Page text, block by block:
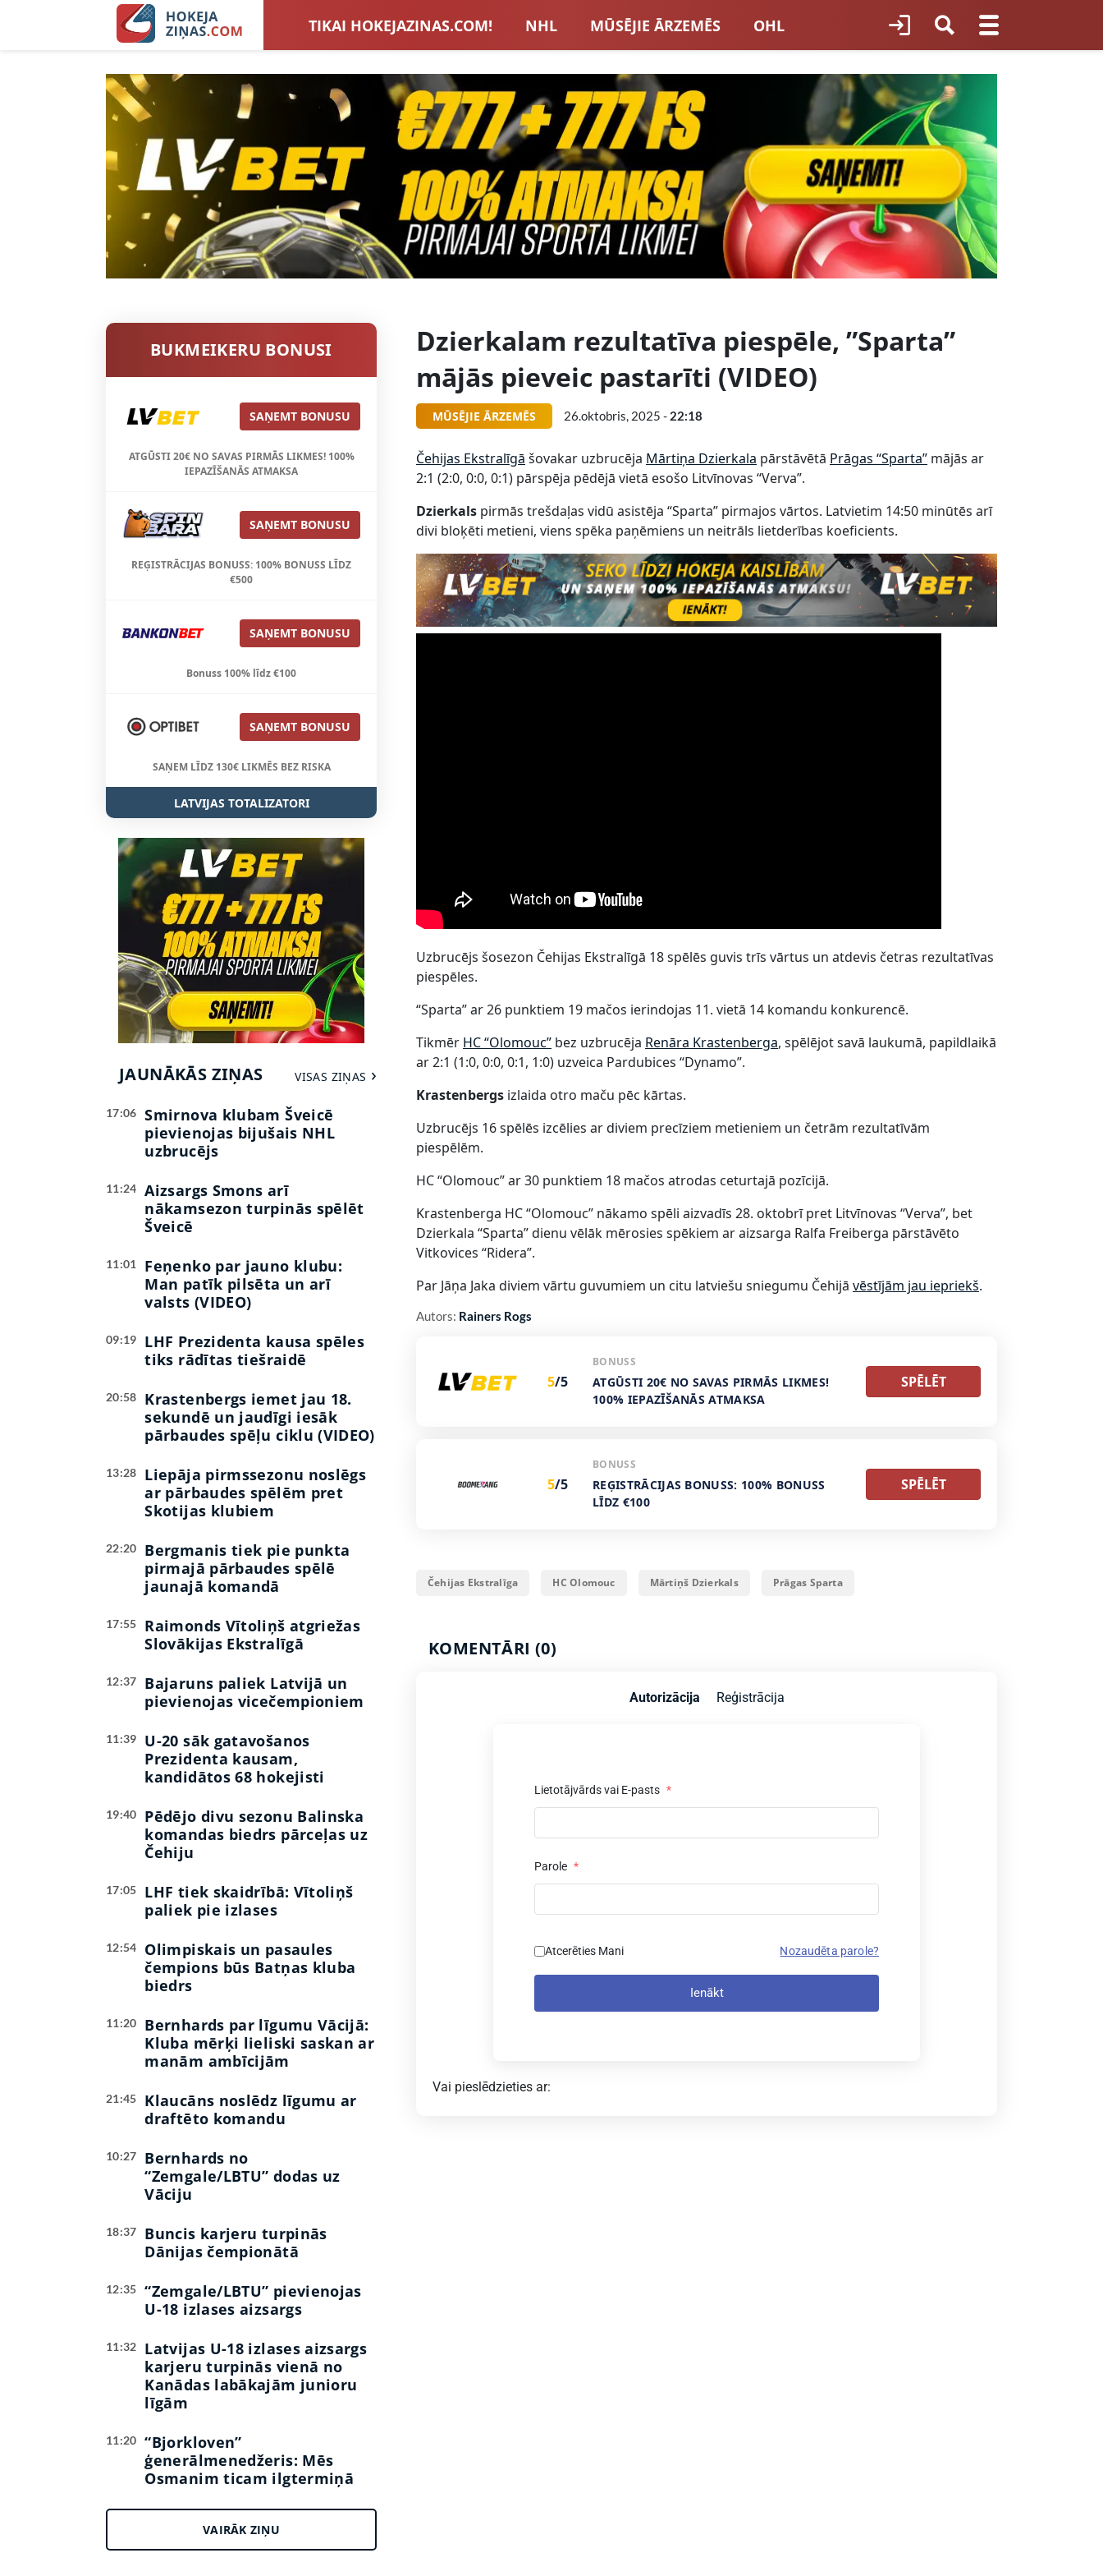
TIKAI HOKEJAZINAS.COM! NHL MŪSĒJIE ĀRZEMĒS OHL
LATVIJAS IZLASE EIROPA LVBET BONUSI JAUNATNES HOKEJS
SIEVIEŠU HOKEJS BLOGI INTERVIJAS TOTALIZATORI LATVIJĀ
TOTALIZATORU BONUSI VISAS ZIŅAS
BUKMEIKERU BONUSI
SAŅEMT BONUSU
ATGŪSTI 20€ NO SAVAS PIRMĀS LIKMES! 100%
IEPAZĪŠANĀS ATMAKSA
SAŅEMT BONUSU
REĢISTRĀCIJAS BONUSS: 100% BONUSS LĪDZ
€500
SAŅEMT BONUSU
Bonuss 100% līdz €100
SAŅEMT BONUSU
SAŅEM LĪDZ 130€ LIKMĒS BEZ RISKA
LATVIJAS TOTALIZATORI
JAUNĀKĀS ZIŅAS VISAS ZIŅAS
17:06
Smirnova klubam Šveicē
pievienojas bijušais NHL
uzbrucējs
11:24
Aizsargs Smons arī
nākamsezon turpinās spēlēt
Šveicē
11:01
Feņenko par jauno klubu:
Man patīk pilsēta un arī
valsts (VIDEO)
09:19
LHF Prezidenta kausa spēles
tiks rādītas tiešraidē
20:58
Krastenbergs iemet jau 18.
sekundē un jaudīgi iesāk
pārbaudes spēļu ciklu (VIDEO)
13:28
Liepāja pirmssezonu noslēgs
ar pārbaudes spēlēm pret
Skotijas klubiem
22:20
Bergmanis tiek pie punkta
pirmajā pārbaudes spēlē
jaunajā komandā
17:55
Raimonds Vītoliņš atgriežas
Slovākijas Ekstralīgā
12:37
Bajaruns paliek Latvijā un
pievienojas vicečempioniem
11:39
U-20 sāk gatavošanos
Prezidenta kausam,
kandidātos 68 hokejisti
19:40
Pēdējo divu sezonu Balinska
komandas biedrs pārceļas uz
Čehiju
17:05
LHF tiek skaidrībā: Vītoliņš
paliek pie izlases
12:54
Olimpiskais un pasaules
čempions būs Batņas kluba
biedrs
11:20
Bernhards par līgumu Vācijā:
Kluba mērķi lieliski saskan ar
manām ambīcijām
21:45
Klaucāns noslēdz līgumu ar
draftēto komandu
10:27
Bernhards no
“Zemgale/LBTU” dodas uz
Vāciju
18:37
Buncis karjeru turpinās
Dānijas čempionātā
12:35
“Zemgale/LBTU” pievienojas
U-18 izlases aizsargs
11:32
Latvijas U-18 izlases aizsargs
karjeru turpinās vienā no
Kanādas labākajām junioru
līgām
11:20
“Bjorkloven”
ģenerālmenedžeris: Mēs
Osmanim ticam ilgtermiņā
VAIRĀK ZIŅU
Dzierkalam rezultatīva piespēle, ”Sparta”
mājās pieveic pastarīti (VIDEO)
MŪSĒJIE ĀRZEMĒS 26.oktobris, 2025 - 22:18
Čehijas Ekstralīgā šovakar uzbrucēja Mārtiņa Dzierkala pārstāvētā Prāgas “Sparta” mājās ar
2:1 (2:0, 0:0, 0:1) pārspēja pēdējā vietā esošo Litvīnovas “Verva”.
Dzierkals pirmās trešdaļas vidū asistēja “Sparta” pirmajos vārtos. Latvietim 14:50 minūtēs arī
divi bloķēti metieni, viens spēka paņēmiens un neitrāls lietderības koeficients.
Uzbrucējs šosezon Čehijas Ekstralīgā 18 spēlēs guvis trīs vārtus un atdevis četras rezultatīvas
piespēles.
“Sparta” ar 26 punktiem 19 mačos ierindojas 11. vietā 14 komandu konkurencē.
Tikmēr HC “Olomouc” bez uzbrucēja Renāra Krastenberga, spēlējot savā laukumā, papildlaikā
ar 2:1 (1:0, 0:0, 0:1, 1:0) uzveica Pardubices “Dynamo”.
Krastenbergs izlaida otro maču pēc kārtas.
Uzbrucējs 16 spēlēs izcēlies ar diviem precīziem metieniem un četrām rezultatīvām
piespēlēm.
HC “Olomouc” ar 30 punktiem 18 mačos atrodas ceturtajā pozīcijā.
Krastenberga HC “Olomouc” nākamo spēli aizvadīs 28. oktobrī pret Litvīnovas “Verva”, bet
Dzierkala “Sparta” dienu vēlāk mērosies spēkiem ar aizsarga Ralfa Freiberga pārstāvēto
Vitkovices “Ridera”.
Par Jāņa Jaka diviem vārtu guvumiem un citu latviešu sniegumu Čehijā vēstījām jau iepriekš.
Autors: Rainers Rogs
5/5
BONUSS
ATGŪSTI 20€ NO SAVAS PIRMĀS LIKMES!
100% IEPAZĪŠANĀS ATMAKSA
SPĒLĒT
5/5
BONUSS
REĢISTRĀCIJAS BONUSS: 100% BONUSS
LĪDZ €100
SPĒLĒT
Čehijas Ekstralīga HC Olomouc Mārtiņš Dzierkals Prāgas Sparta
KOMENTĀRI (0)
Autorizācija Reģistrācija
Lietotājvārds vai E-pasts *
Parole *
Atcerēties Mani Nozaudēta parole?
Ienākt
Vai pieslēdzieties ar: